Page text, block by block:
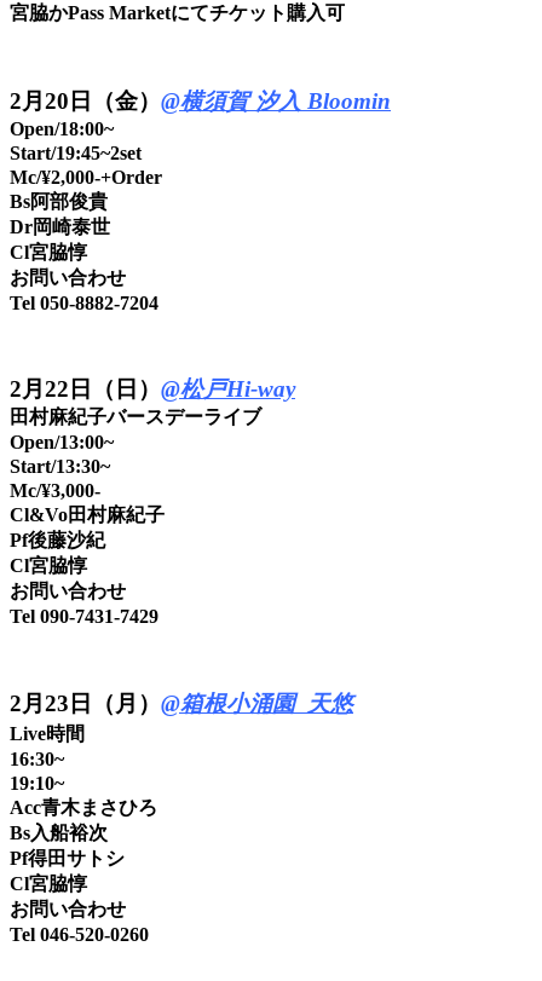
宮脇かPass Marketにてチケット購入可
2月20日（金） @横須賀 汐入 Bloomin
Open/18:00~
Start/19:45~2set
Mc/¥2,000-+Order
Bs阿部俊貴
Dr岡崎泰世
Cl宮脇惇
お問い合わせ
Tel 050-8882-7204
2月22日（日） @松戸Hi-way
田村麻紀子バースデーライブ
Open/13:00~
Start/13:30~
Mc/¥3,000-
Cl&Vo田村麻紀子
Pf後藤沙紀
Cl宮脇惇
お問い合わせ
Tel 090-7431-7429
2月23日（月） @箱根小涌園 天悠
Live時間
16:30~
19:10~
Acc青木まさひろ
Bs入船裕次
Pf得田サトシ
Cl宮脇惇
お問い合わせ
Tel 046-520-0260